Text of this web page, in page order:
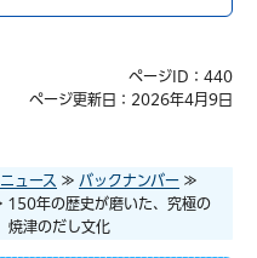
ページID：440
ページ更新日：2026年4月9日
ュース ≫ バックナンバー ≫
150年の歴史が磨いた、究極の
焼津のだし文化